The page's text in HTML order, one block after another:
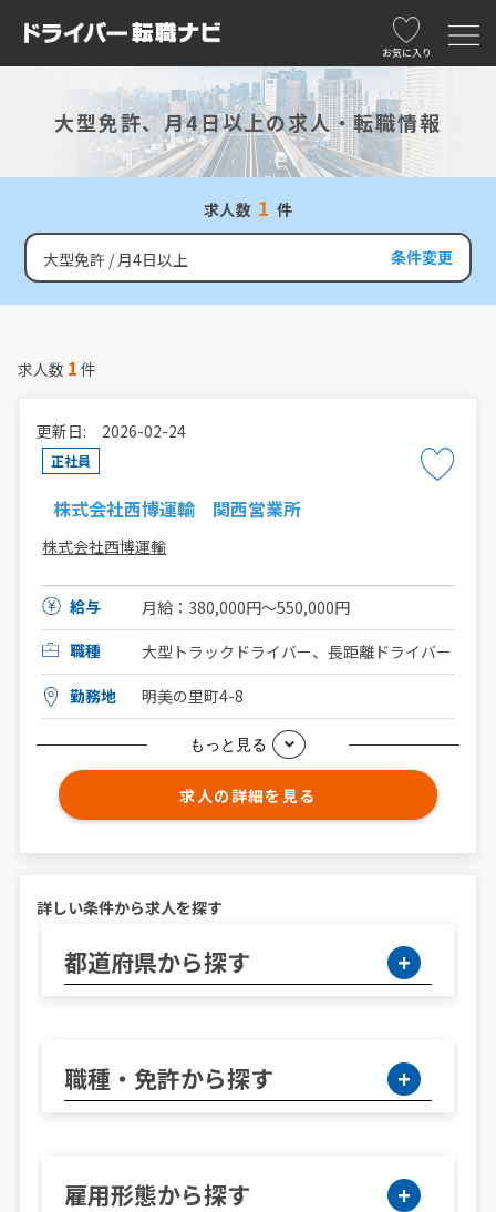
お気に入り
大型免許、月4日以上の求人・転職情報
求人数 1 件
大型免許 月4日以上 条件変更
求人数 1 件
更新日: 2026-02-24
正社員
株式会社西博運輸 関西営業所
株式会社西博運輸
給与
月給：380,000円～550,000円
職種
大型トラックドライバー、長距離ドライバー
勤務地
明美の里町4-8
もっと見る
求人の詳細を見る
詳しい条件から求人を探す
都道府県から探す
職種・免許から探す
雇用形態から探す